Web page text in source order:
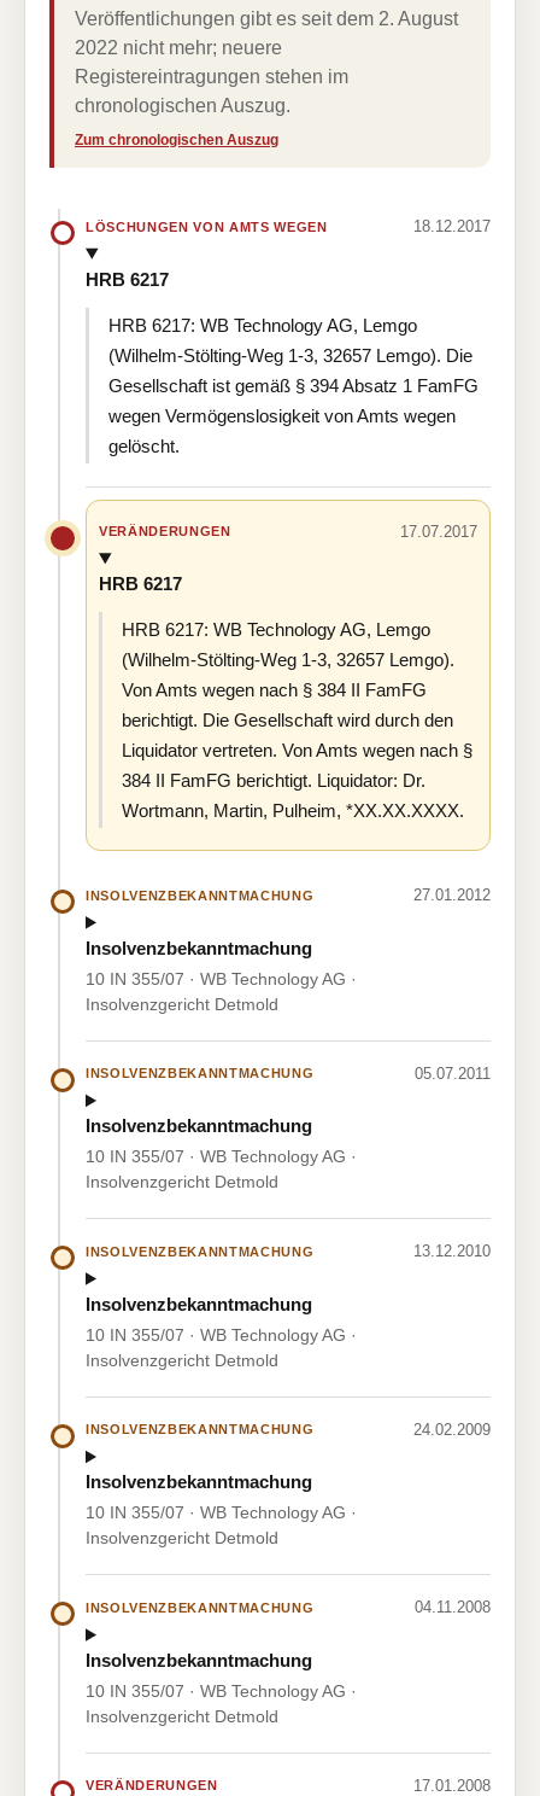
Veröffentlichungen gibt es seit dem 2. August
2022 nicht mehr; neuere
Registereintragungen stehen im
chronologischen Auszug.
Zum chronologischen Auszug
LÖSCHUNGEN VON AMTS WEGEN 18.12.2017
HRB 6217
HRB 6217: WB Technology AG, Lemgo
(Wilhelm-Stölting-Weg 1-3, 32657 Lemgo). Die
Gesellschaft ist gemäß § 394 Absatz 1 FamFG
wegen Vermögenslosigkeit von Amts wegen
gelöscht.
VERÄNDERUNGEN 17.07.2017
HRB 6217
HRB 6217: WB Technology AG, Lemgo
(Wilhelm-Stölting-Weg 1-3, 32657 Lemgo).
Von Amts wegen nach § 384 II FamFG
berichtigt. Die Gesellschaft wird durch den
Liquidator vertreten. Von Amts wegen nach §
384 II FamFG berichtigt. Liquidator: Dr.
Wortmann, Martin, Pulheim, *XX.XX.XXXX.
INSOLVENZBEKANNTMACHUNG 27.01.2012
Insolvenzbekanntmachung
10 IN 355/07 · WB Technology AG ·
Insolvenzgericht Detmold
INSOLVENZBEKANNTMACHUNG 05.07.2011
Insolvenzbekanntmachung
10 IN 355/07 · WB Technology AG ·
Insolvenzgericht Detmold
INSOLVENZBEKANNTMACHUNG 13.12.2010
Insolvenzbekanntmachung
10 IN 355/07 · WB Technology AG ·
Insolvenzgericht Detmold
INSOLVENZBEKANNTMACHUNG 24.02.2009
Insolvenzbekanntmachung
10 IN 355/07 · WB Technology AG ·
Insolvenzgericht Detmold
INSOLVENZBEKANNTMACHUNG 04.11.2008
Insolvenzbekanntmachung
10 IN 355/07 · WB Technology AG ·
Insolvenzgericht Detmold
VERÄNDERUNGEN 17.01.2008